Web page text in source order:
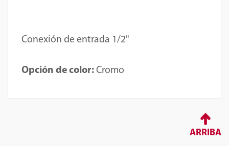
Conexión de entrada 1/2"
Opción de color:Cromo
ARRIBA